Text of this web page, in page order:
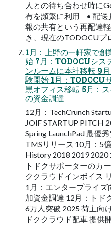
人との待ち合わせ時に
有を頻繁に利用 • 配送
報の共有という再配達
き、現在のTODOCUプ
1月：上野の一軒家で創
始 7月：TODOCUシス
ンルームに本社移転 9
験開始 1月：
黒オフィス移転 5月：
の資金調達
12月：TechCrunch
JOIF STARTUP PITCH
Spring LaunchPad 最優
TMSリリース 10月：5
History 2018 2019 2020
トドクサポーターのカ
ククラウドインボイス
1月：エンタープライズ
加資金調達 12月：トド
6万人突破 2025 荷主向
ドククラウド配車 提供